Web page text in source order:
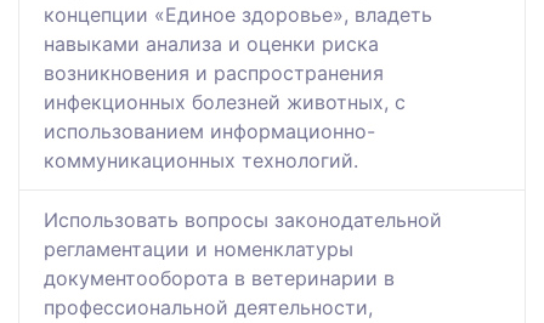
концепции «Единое здоровье», владеть
навыками анализа и оценки риска
возникновения и распространения
инфекционных болезней животных, с
использованием информационно-
коммуникационных технологий.
Использовать вопросы законодательной
регламентации и номенклатуры
документооборота в ветеринарии в
профессиональной деятельности,